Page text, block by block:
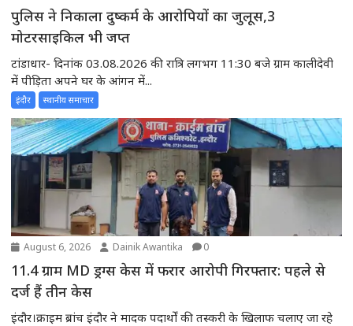
पुलिस ने निकाला दुष्कर्म के आरोपियों का जुलूस,3
मोटरसाइकिल भी जप्त
टांडाधार- दिनांक 03.08.2026 की रात्रि लगभग 11:30 बजे ग्राम कालीदेवी
में पीड़िता अपने घर के आंगन में...
इंदौर स्थानीय समाचार
August 6, 2026 Dainik Awantika 0
11.4 ग्राम MD ड्रग्स केस में फरार आरोपी गिरफ्तार: पहले से
दर्ज हैं तीन केस
इंदौर।क्राइम ब्रांच इंदौर ने मादक पदार्थों की तस्करी के खिलाफ चलाए जा रहे